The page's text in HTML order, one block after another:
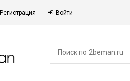
Регистрация Войти